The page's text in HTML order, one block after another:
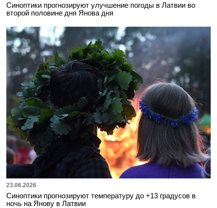
Синоптики прогнозируют улучшение погоды в Латвии во
второй половине дня Янова дня
23.06.2026
Синоптики прогнозируют температуру до +13 градусов в
ночь на Янову в Латвии